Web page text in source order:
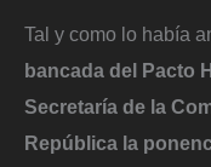
Tal y como lo había
bancada del Pacto
Secretaría de la
República la